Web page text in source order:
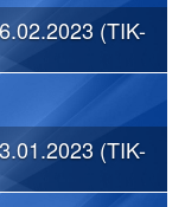
(TIK-
(TIK-